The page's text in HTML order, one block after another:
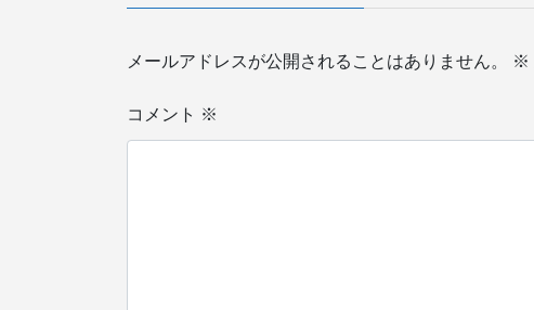
メールアドレスが公開されることはありません。 ※
コメント ※